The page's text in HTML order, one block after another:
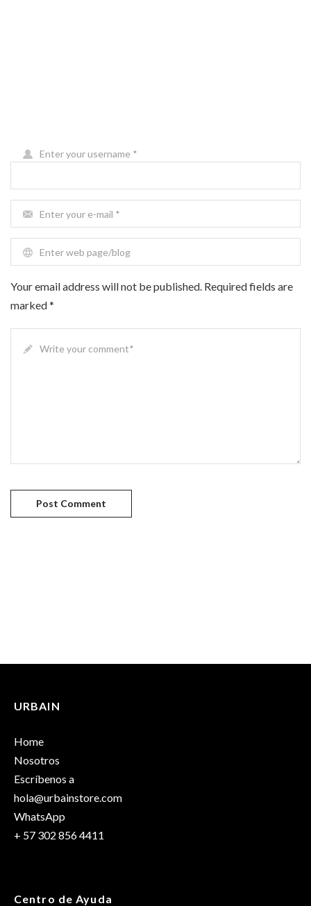
Enter your username *
Enter your e-mail *
Enter web page/blog
Your email address will not be published. Required fields are
marked *
Write your comment*
URBAIN
Home
Nosotros
Escríbenos a
hola@urbainstore.com
WhatsApp
+ 57 302 856 4411
Centro de Ayuda